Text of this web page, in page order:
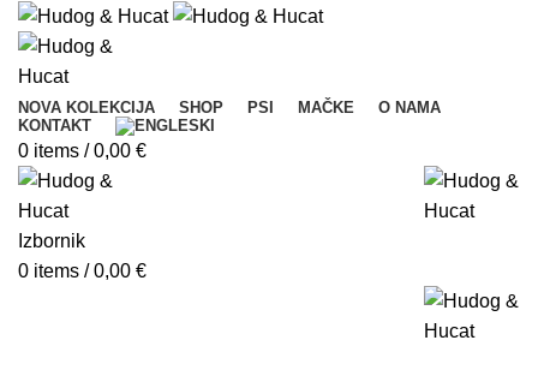
NOVA KOLEKCIJA SHOP PSI MAČKE
O NAMA
KONTAKT
0 items / 0,00 €
Izbornik
0 items / 0,00 €